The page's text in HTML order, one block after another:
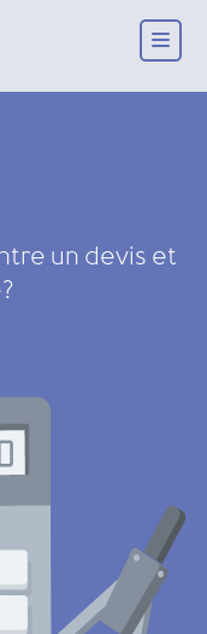
un devis et